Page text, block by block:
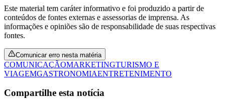
São Paulo
Este material tem caráter informativo e foi produzido a partir de
conteúdos de fontes externas e assessorias de imprensa. As
informações e opiniões são de responsabilidade de suas respectivas
fontes.
Comunicar erro nesta matéria
COMUNICAÇÃOMARKETINGTURISMO E
VIAGEMGASTRONOMIAENTRETENIMENTO
Compartilhe esta notícia